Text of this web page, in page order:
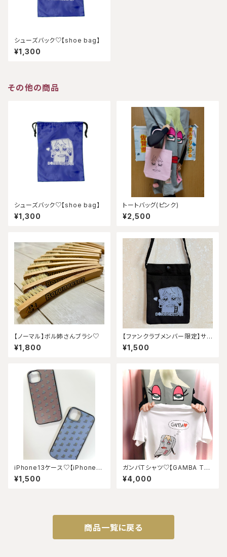
シューズバック♡【shoe bag】
¥1,300
その他の商品
シューズバック♡【shoe bag】
¥1,300
トートバッグ(ピンク)
¥2,500
【ノーマル】ボル姉さんブラシ♡
¥1,800
【ファンクラブメンバー限定】サコ
ッシュ♡
¥1,500
iPhone13ケース♡【iPhone13
case】
¥1,500
ガンバTシャツ♡【GAMBA T-s
hirt】
¥4,000
商品一覧に戻る